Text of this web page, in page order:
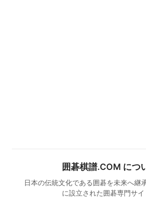
囲碁棋譜.COM につ
日本の伝統文化である囲碁を未来へ継
に設立された囲碁専門サイ